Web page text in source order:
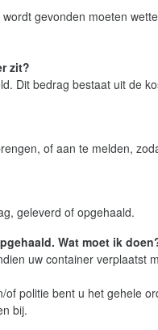
gevonden moeten
zit?
Dit bedrag bestaat uit de
of aan te melden,
geleverd of opgehaald.
Wat moet ik
uw container verplaatst
politie bent u het gehele
bij.